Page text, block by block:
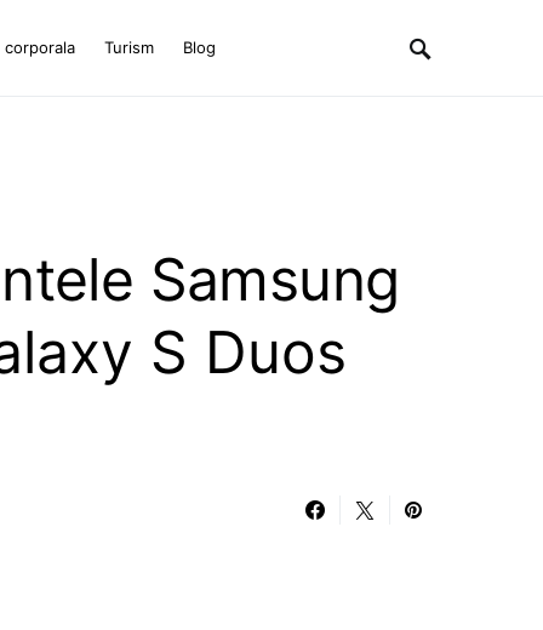
Turism Blog
Samsung
S Duos